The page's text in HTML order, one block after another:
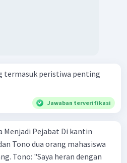
termasuk peristiwa penting
Jawaban terverifikasi
Tono dua orang mahasiswa